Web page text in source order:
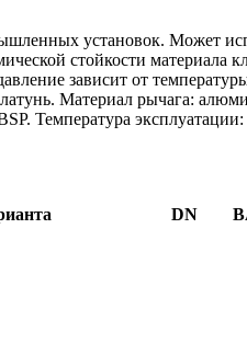
установок. Может
стойкости материала
зависит от
Материал рычага:
Температура эксплуатации:
DN